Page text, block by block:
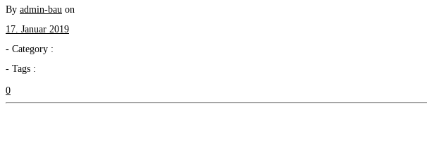
By admin-bau on
17. Januar 2019
- Category :
- Tags :
0